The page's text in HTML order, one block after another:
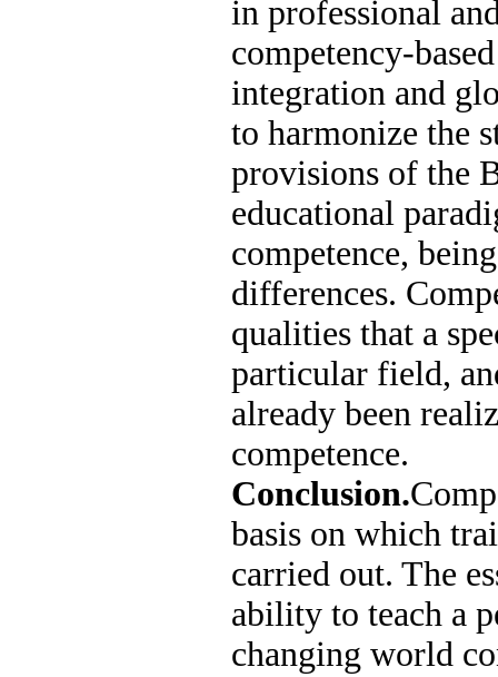
in professional
competency-
integration and
to harmonize the
provisions of the
educational
competence,
differences.
qualities that a
particular field,
already been
competence.
Conclusion.
basis on which
carried out. The
ability to teach a
changing world